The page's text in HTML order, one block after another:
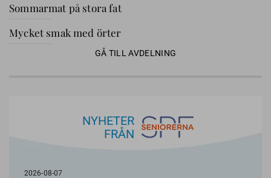
Sommarmat på stora fat
Mycket smak med örter
GÅ TILL AVDELNING
NYHETER
FRÅN
2026-08-07